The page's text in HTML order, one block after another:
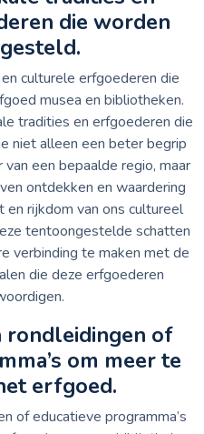
die worden
culturele erfgoederen die
musea en bibliotheken.
tradities en erfgoederen die
niet alleen een beter begrip
een bepaalde regio, maar
ontdekken en waardering
rijkdom van ons cultureel
tentoongestelde schatten
verbinding te maken met de
die deze erfgoederen
rondleidingen of
om meer te
erfgoed.
of educatieve programma’s